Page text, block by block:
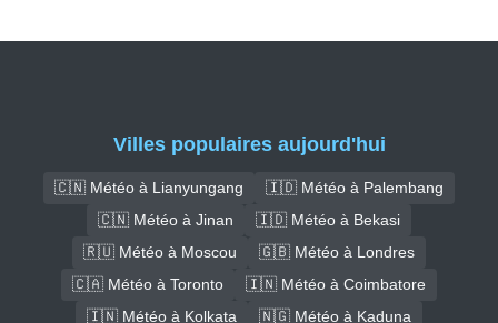
Villes populaires aujourd'hui
🇨🇳 Météo à Lianyungang
🇮🇩 Météo à Palembang
🇨🇳 Météo à Jinan
🇮🇩 Météo à Bekasi
🇷🇺 Météo à Moscou
🇬🇧 Météo à Londres
🇨🇦 Météo à Toronto
🇮🇳 Météo à Coimbatore
🇮🇳 Météo à Kolkata
🇳🇬 Météo à Kaduna